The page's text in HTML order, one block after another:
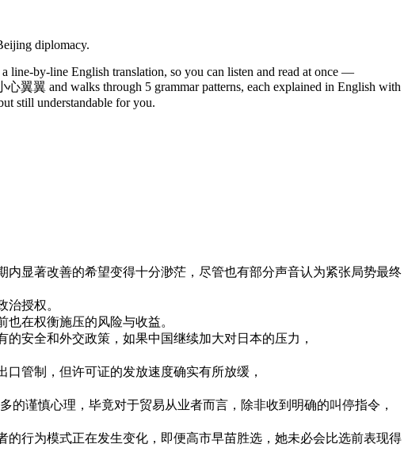
diplomacy.
line-by-line English translation, so you can listen and read at once —
翼翼 and walks through 5 grammar patterns, each explained in English with
still understandable for you.
内显著改善的希望变得十分渺茫 ， 尽管也有部分声音认为紧张局势最终
治授权。
也在权衡施压的风险与收益。
的安全和外交政策 ， 如果中国继续加大对日本的压力 ，
口管制 ， 但许可证的发放速度确实有所放缓 ，
的谨慎心理 ， 毕竟对于贸易从业者而言 ， 除非收到 明确的叫停指令 ，
的行为模式正在发生变化 ， 即便高市早苗胜选 ， 她未必会比选前表现得